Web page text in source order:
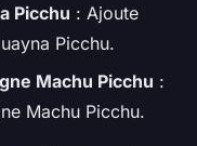
Picchu : Ajoute
Picchu.
Machu Picchu :
Machu Picchu.